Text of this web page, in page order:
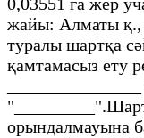
жайы: Алматы қ.,
туралы шартқа
қамтамасыз ету
орындалмауына